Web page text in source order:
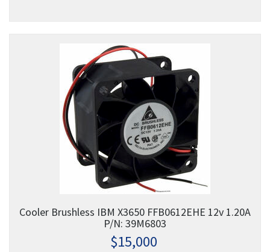
Cooler Brushless IBM X3650 FFB0612EHE 12v 1.20A
P/N: 39M6803
$15,000